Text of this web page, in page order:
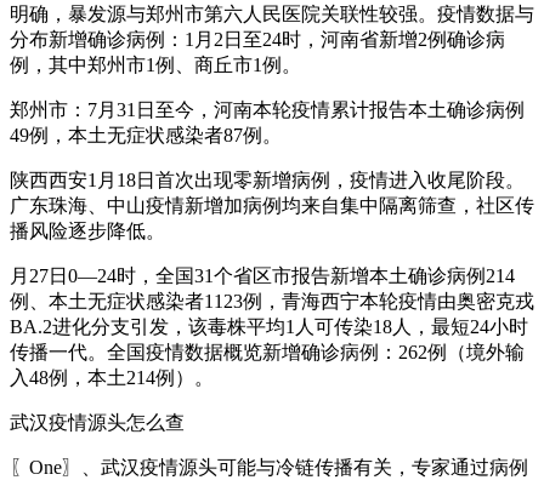
明确，暴发源与郑州市第六人民医院关联性较强。疫情数据与
分布新增确诊病例：1月2日至24时，河南省新增2例确诊病
例，其中郑州市1例、商丘市1例。
郑州市：7月31日至今，河南本轮疫情累计报告本土确诊病例
49例，本土无症状感染者87例。
陕西西安1月18日首次出现零新增病例，疫情进入收尾阶段。
广东珠海、中山疫情新增加病例均来自集中隔离筛查，社区传
播风险逐步降低。
月27日0—24时，全国31个省区市报告新增本土确诊病例214
例、本土无症状感染者1123例，青海西宁本轮疫情由奥密克戎
BA.2进化分支引发，该毒株平均1人可传染18人，最短24小时
传播一代。全国疫情数据概览新增确诊病例：262例（境外输
入48例，本土214例）。
武汉疫情源头怎么查
〖One〗、武汉疫情源头可能与冷链传播有关，专家通过病例